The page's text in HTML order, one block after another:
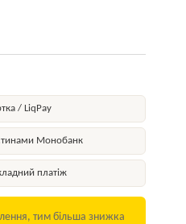
/ LiqPay
Монобанк
платіж
тим більша знижка